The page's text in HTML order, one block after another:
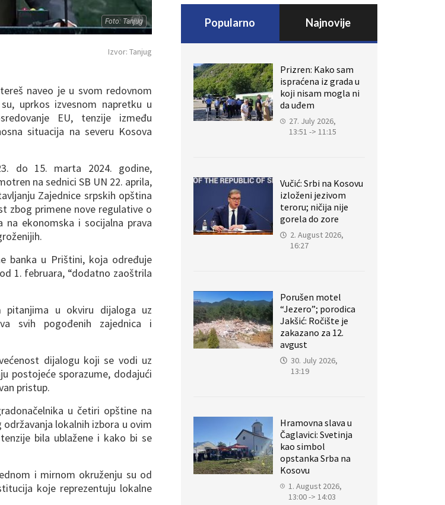
Foto: Tanjug
Izvor: Tanjug
naveo je u svom redovnom
uprkos izvesnom napretku u
EU, tenzije između
situacija na severu Kosova
do 15. marta 2024. godine,
na sednici SB UN 22. aprila,
Zajednice srpskih opština
zbog primene nove regulative o
ekonomska i socijalna prava
banka u Prištini, koja određuje
1. februara, “dodatno zaoštrila
u okviru dijaloga uz
svih pogođenih zajednica i
dijalogu koji se vodi uz
postojeće sporazume, dodajući
pristup.
u četiri opštine na
lokalnih izbora u ovim
bila ublažene i kako bi se
i mirnom okruženju su od
koje reprezentuju lokalne
Popularno Najnovije
Prizren: Kako sam
ispraćena iz grada u
koji nisam mogla ni
da uđem
27. July 2026,
13:51 -> 11:15
Vučić: Srbi na Kosovu
izloženi jezivom
teroru; ničija nije
gorela do zore
2. August 2026,
16:27
Porušen motel
“Jezero”; porodica
Jakšić: Ročište je
zakazano za 12.
avgust
30. July 2026,
13:19
Hramovna slava u
Čaglavici: Svetinja
kao simbol
opstanka Srba na
Kosovu
1. August 2026,
13:00 -> 14:03